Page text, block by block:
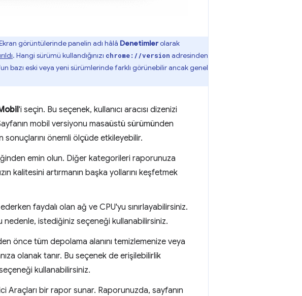
görüntülerinde panelin adı hâlâ Denetimlerolarak
. Hangi sürümü kullandığınızı chrome://version adresinden
bazı eski veya yeni sürümlerinde farklı görünebilir ancak genel
'i seçin. Bu seçenek, kullanıcı aracısı dizenizi
mobil versiyonu masaüstü sürümünden
önemli ölçüde etkileyebilir.
emin olun. Diğer kategorileri raporunuza
kalitesini artırmanın başka yollarını keşfetmek
faydalı olan ağ ve CPU'yu sınırlayabilirsiniz.
nedenle, istediğiniz seçeneği kullanabilirsiniz.
önce tüm depolama alanını temizlemenize veya
olanak tanır. Bu seçenek de erişilebilirlik
kullanabilirsiniz.
Araçları bir rapor sunar. Raporunuzda, sayfanın